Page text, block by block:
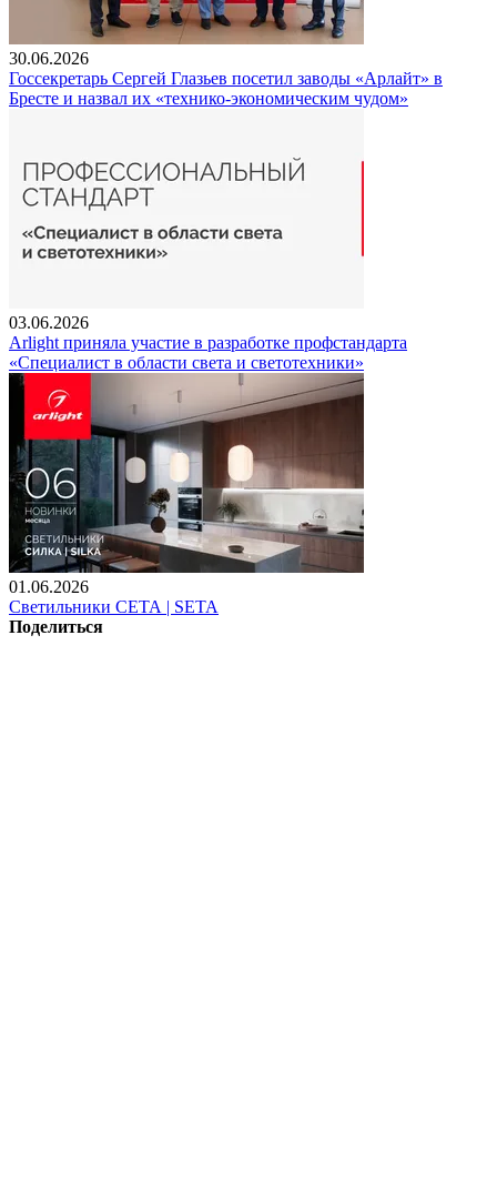
30.06.2026
Госсекретарь Сергей Глазьев посетил заводы «Арлайт» в
Бресте и назвал их «технико-экономическим чудом»
03.06.2026
Arlight приняла участие в разработке профстандарта
«Специалист в области света и светотехники»
01.06.2026
Светильники СЕТА | SETA
Поделиться